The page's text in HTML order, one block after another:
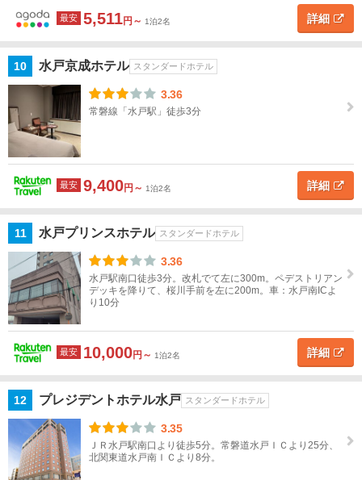
埼
玉
千
葉
京
奈
甲
越
北
陸
近
畿
中
最安 5,511円～ 1泊2名 詳細
10 水戸京成ホテル スタンダードホテル
3.36
常磐線「水戸駅」徒歩3分
最安 9,400円～ 1泊2名 詳細
11 水戸プリンスホテル スタンダードホテル
3.36
水戸駅南口徒歩3分。改札でて左に300m。ペデストリアン
デッキを降りて、桜川手前を左に200m。車：水戸南ICよ
り10分
最安 10,000円～ 1泊2名 詳細
12 プレジデントホテル水戸 スタンダードホテル
3.35
ＪＲ水戸駅南口より徒歩5分。常磐道水戸ＩＣより25分、
北関東道水戸南ＩＣより8分。